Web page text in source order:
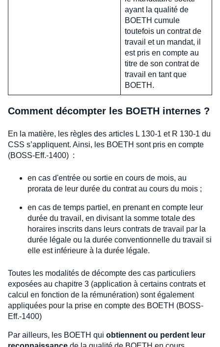
ayant la qualité de
BOETH cumule
toutefois un contrat de
travail et un mandat, il
est pris en compte au
titre de son contrat de
travail en tant que
BOETH.
Comment décompter les BOETH internes ?
En la matière, les règles des articles L 130-1 et R 130-1 du
CSS s’appliquent. Ainsi, les BOETH sont pris en compte
(BOSS-Eff.-1400) :
en cas d'entrée ou sortie en cours de mois, au
prorata de leur durée du contrat au cours du mois ;
en cas de temps partiel, en prenant en compte leur
durée du travail, en divisant la somme totale des
horaires inscrits dans leurs contrats de travail par la
durée légale ou la durée conventionnelle du travail si
elle est inférieure à la durée légale.
Toutes les modalités de décompte des cas particuliers
exposées au chapitre 3 (application à certains contrats et
calcul en fonction de la rémunération) sont également
appliquées pour la prise en compte des BOETH (BOSS-
Eff.-1400)
Par ailleurs, les BOETH qui obtiennent ou perdent leur